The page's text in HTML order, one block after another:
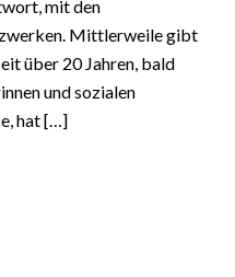
mit den
Mittlerweile gibt
über 20 Jahren, bald
und sozialen
hat […]